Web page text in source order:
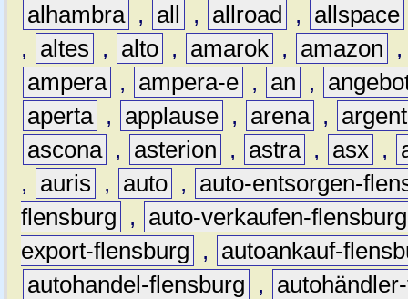
alhambra , all , allroad , allspace
,
altes , alto , amarok , amazon
ampera , ampera-e , an ,
aperta , applause , arena ,
ascona , asterion , astra , asx ,
,
auris , auto ,
auto-entsorgen-
flensburg
,
auto-verkaufen-flensburg
export-flensburg
,
autoankauf-
autohandel-flensburg
,